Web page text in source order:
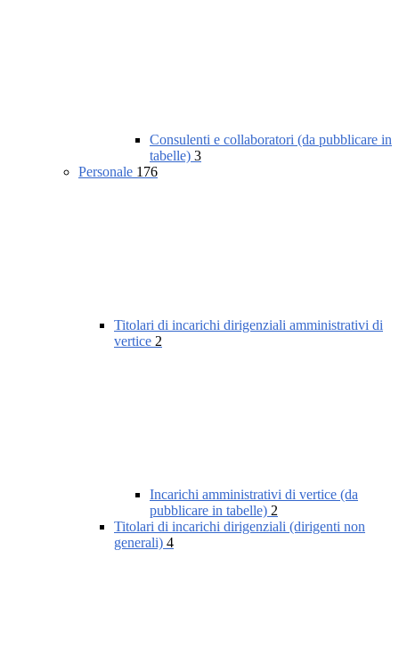
Consulenti e collaboratori (da pubblicare in
tabelle) 3
Personale 176
Titolari di incarichi dirigenziali amministrativi di
vertice 2
Incarichi amministrativi di vertice (da
pubblicare in tabelle) 2
Titolari di incarichi dirigenziali (dirigenti non
generali) 4